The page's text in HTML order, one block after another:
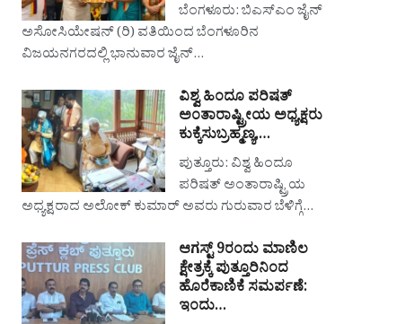
ಬೆಂಗಳೂರು: ಬಿಎಸ್‌ಎಂ ಜೈನ್
ಅಸೋಸಿಯೇಷನ್ (ರಿ) ವತಿಯಿಂದ ಬೆಂಗಳೂರಿನ
ವಿಜಯನಗರದಲ್ಲಿ ಭಾನುವಾರ ಜೈನ್…
ವಿಶ್ವ ಹಿಂದೂ ಪರಿಷತ್
ಅಂತಾರಾಷ್ಟ್ರೀಯ ಅಧ್ಯಕ್ಷರು
ಕುಕ್ಕೆಸುಬ್ರಹ್ಮಣ್ಯ,…
ಪುತ್ತೂರು: ವಿಶ್ವ ಹಿಂದೂ
ಪರಿಷತ್ ಅಂತಾರಾಷ್ಟ್ರಿಯ
ಅಧ್ಯಕ್ಷರಾದ ಅಲೋಕ್ ಕುಮಾರ್ ಅವರು ಗುರುವಾರ ಬೆಳಿಗ್ಗೆ…
ಆಗಸ್ಟ್ 9ರಂದು ಮಾಣಿಲ
ಕ್ಷೇತ್ರಕ್ಕೆ ಪುತ್ತೂರಿನಿಂದ
ಹೊರೆಕಾಣಿಕೆ ಸಮರ್ಪಣೆ:
ಇಂದು…